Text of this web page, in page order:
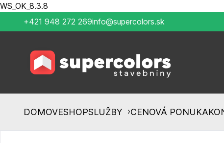
WS_OK_8.3.8
+421 948 272 269info@supercolors.sk
DOMOVESHOPSLUŽBY ›CENOVÁ PONUKA